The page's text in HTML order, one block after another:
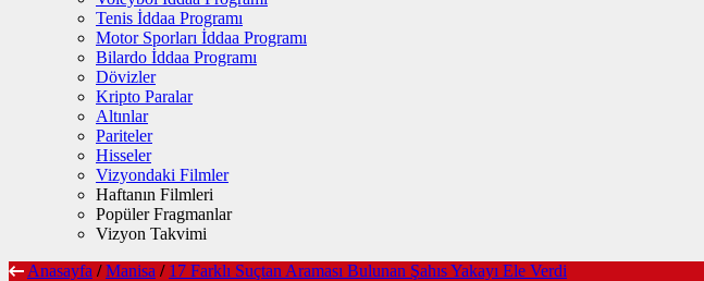
Tenis İddaa Programı
Motor Sporları İddaa Programı
Bilardo İddaa Programı
Dövizler
Kripto Paralar
Altınlar
Pariteler
Hisseler
Vizyondaki Filmler
Haftanın Filmleri
Popüler Fragmanlar
Vizyon Takvimi
Anasayfa / Manisa / 17 Farklı Suçtan Araması Bulunan Şahıs Yakayı Ele Verdi